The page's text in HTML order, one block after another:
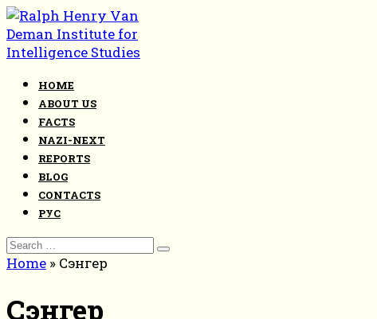
Skip
to
content
HOME
ABOUT US
FACTS
NAZI-NEXT
REPORTS
BLOG
CONTACTS
РУС
Search
for:
Home » Сэнгер
Сэнгер